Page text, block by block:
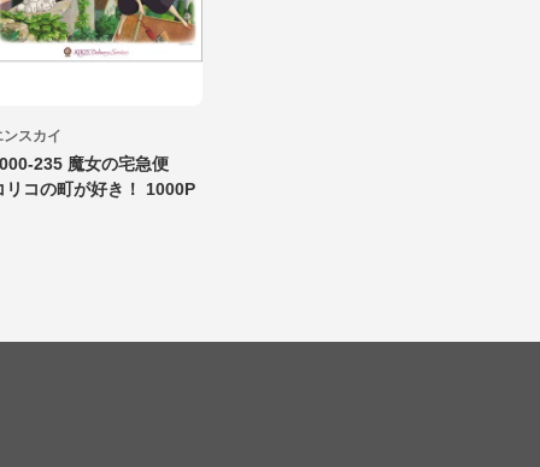
ンスカイ
235 魔女の宅急便
リコの町が好き！ 1000P